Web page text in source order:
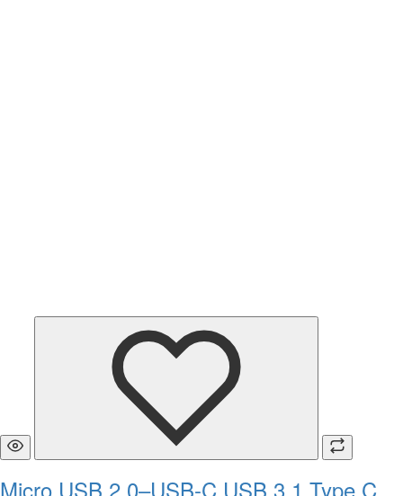
Micro USB 2.0–USB-C USB 3.1 Type C